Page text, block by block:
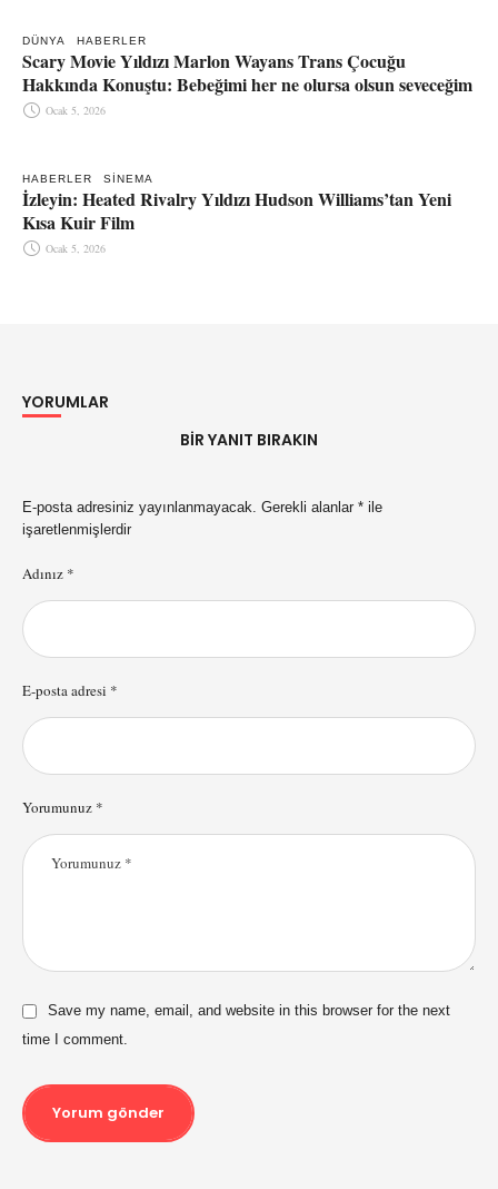
DÜNYA HABERLER
Scary Movie Yıldızı Marlon Wayans Trans Çocuğu
Hakkında Konuştu: Bebeğimi her ne olursa olsun seveceğim
Ocak 5, 2026
HABERLER SINEMA
İzleyin: Heated Rivalry Yıldızı Hudson Williams’tan Yeni
Kısa Kuir Film
Ocak 5, 2026
YORUMLAR
BIR YANIT BIRAKIN
E-posta adresiniz yayınlanmayacak. Gerekli alanlar * ile
işaretlenmişlerdir
Yorumunuz *
Adınız *
E-posta adresi *
Save my name, email, and website in this browser for the next
time I comment.
Yorum gönder